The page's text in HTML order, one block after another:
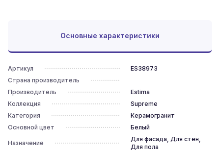
Основные характеристики
Артикул
ES38973
Страна производитель
Производитель
Estima
Коллекция
Supreme
Категория
Керамогранит
Основной цвет
Белый
Назначение
Для фасада, Для стен,
Для пола